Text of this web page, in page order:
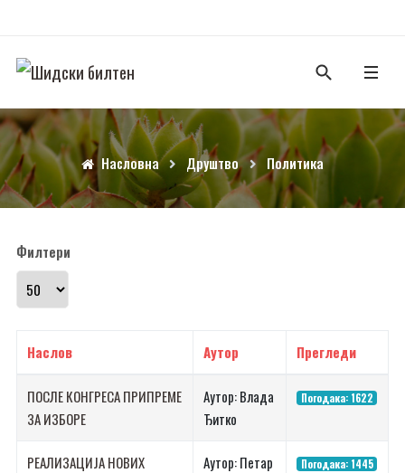
Насловна Друштво Политика
Филтери
Прикажи број
Наслов Аутор Прегледи
ПОСЛЕ КОНГРЕСА ПРИПРЕМЕ
ЗА ИЗБОРЕ
Аутор: Влада
Ђитко
Погодака: 1622
РЕАЛИЗАЦИЈА НОВИХ
Аутор: Петар
Погодака: 1445